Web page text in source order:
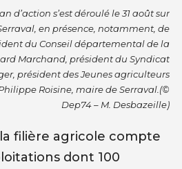
d’action s’est déroulé le 31 août sur
en présence, notamment, de
du Conseil départemental de la
Marchand, président du Syndicat
président des Jeunes agriculteurs
Roisine, maire de Serraval.(©
Dep74 – M. Desbazeille)
filière agricole compte
dont 100